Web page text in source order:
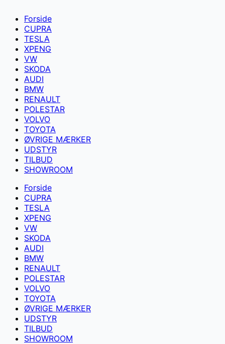
Forside
CUPRA
TESLA
XPENG
VW
SKODA
AUDI
BMW
RENAULT
POLESTAR
VOLVO
TOYOTA
ØVRIGE MÆRKER
UDSTYR
TILBUD
SHOWROOM
Forside
CUPRA
TESLA
XPENG
VW
SKODA
AUDI
BMW
RENAULT
POLESTAR
VOLVO
TOYOTA
ØVRIGE MÆRKER
UDSTYR
TILBUD
SHOWROOM